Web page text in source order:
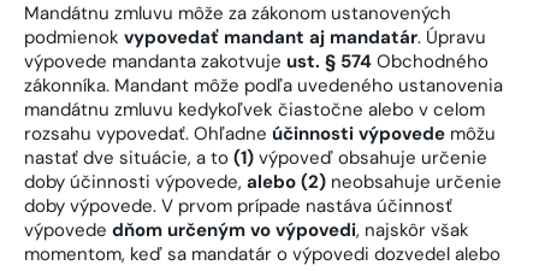
Mandátnu zmluvu môže za zákonom ustanovených
podmienok vypovedať mandant aj mandatár. Úpravu
výpovede mandanta zakotvuje ust. § 574 Obchodného
zákonníka. Mandant môže podľa uvedeného ustanovenia
mandátnu zmluvu kedykoľvek čiastočne alebo v celom
rozsahu vypovedať. Ohľadne účinnosti výpovede môžu
nastať dve situácie, a to (1) výpoveď obsahuje určenie
doby účinnosti výpovede, alebo (2) neobsahuje určenie
doby výpovede. V prvom prípade nastáva účinnosť
výpovede dňom určeným vo výpovedi, najskôr však
momentom, keď sa mandatár o výpovedi dozvedel alebo